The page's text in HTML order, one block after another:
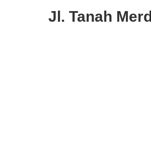
Jl. Tanah